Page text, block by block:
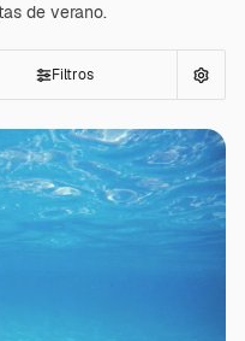
de verano.
Filtros